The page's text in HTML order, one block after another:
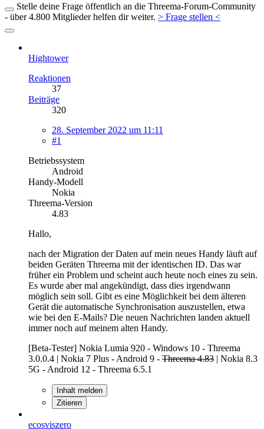
Stelle deine Frage öffentlich an die Threema-Forum-Community
- über 4.800 Mitglieder helfen dir weiter. > Frage stellen <
Hightower
Reaktionen
37
Beiträge
320
28. September 2022 um 11:11
#1
Betriebssystem
Android
Handy-Modell
Nokia
Threema-Version
4.83
Hallo,
nach der Migration der Daten auf mein neues Handy läuft auf
beiden Geräten Threema mit der identischen ID. Das war
früher ein Problem und scheint auch heute noch eines zu sein.
Es wurde aber mal angekündigt, dass dies irgendwann
möglich sein soll. Gibt es eine Möglichkeit bei dem älteren
Gerät die automatische Synchronisation auszustellen, etwa
wie bei den E-Mails? Die neuen Nachrichten landen aktuell
immer noch auf meinem alten Handy.
[Beta-Tester] Nokia Lumia 920 - Windows 10 - Threema
3.0.0.4 | Nokia 7 Plus - Android 9 - Threema 4.83 | Nokia 8.3
5G - Android 12 - Threema 6.5.1
Inhalt melden
Zitieren
ecosviszero